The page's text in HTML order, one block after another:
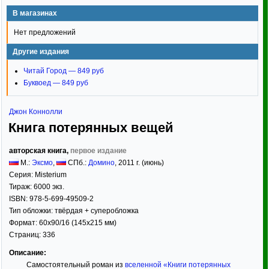
В магазинах
Нет предложений
Другие издания
Читай Город — 849 руб
Буквоед — 849 руб
Джон Коннолли
Книга потерянных вещей
авторская книга, первое издание
М.: Эксмо, СПб.: Домино, 2011 г. (июнь)
Серия: Misterium
Тираж: 6000 экз.
ISBN: 978-5-699-49509-2
Тип обложки: твёрдая + суперобложка
Формат: 60x90/16 (145x215 мм)
Страниц: 336
Описание:
Самостоятельный роман из вселенной «Книги потерянных